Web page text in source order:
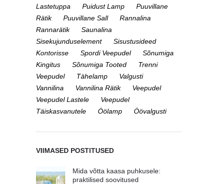
Lastetuppa
Puidust Lamp
Puuvillane
Rätik
Puuvillane Sall
Rannalina
Rannarätik
Saunalina
Sisekujunduselement
Sisustusideed
Kontorisse
Spordi Veepudel
Sõnumiga
Kingitus
Sõnumiga Tooted
Trenni
Veepudel
Tähelamp
Valgusti
Vannilina
Vannilina Rätik
Veepudel
Veepudel Lastele
Veepudel
Täiskasvanutele
Öölamp Öövalgusti
VIIMASED POSTITUSED
Mida võtta kaasa puhkusele:
praktilised soovitused